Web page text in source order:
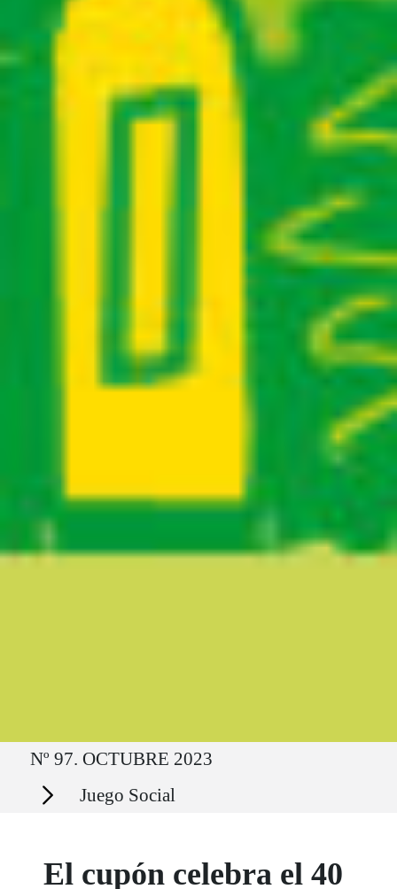
Ruta del sitio
Nº 97. OCTUBRE 2023
Secciones Juego Social
El cupón celebra el 40